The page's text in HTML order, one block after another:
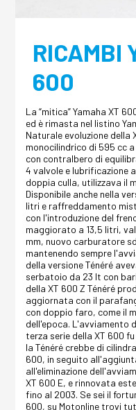
RICAMBI
600
La “mitica” Yamaha XT
ed è rimasta nel listino
Naturale evoluzione della
monocilindrico di 595 cc
con contralbero di
4 valvole e lubrificazione
doppia culla, utilizzava il
Disponibile anche nella
litri e raffreddamento
con l'introduzione del
maggiorato a 13,5 litri,
mm, nuovo carburatore
mantenendo sempre
della versione Ténéré
serbatoio da 23 lt con
della XT 600 Z Ténéré
aggiornata con il
con doppio faro, come il
dell'epoca. L'avviamento
terza serie della XT 600
la Ténéré crebbe di
600, in seguito
all'eliminazione
XT 600 E, e rinnovata
fino al 2003. Se sei il
600, su Motonline trovi